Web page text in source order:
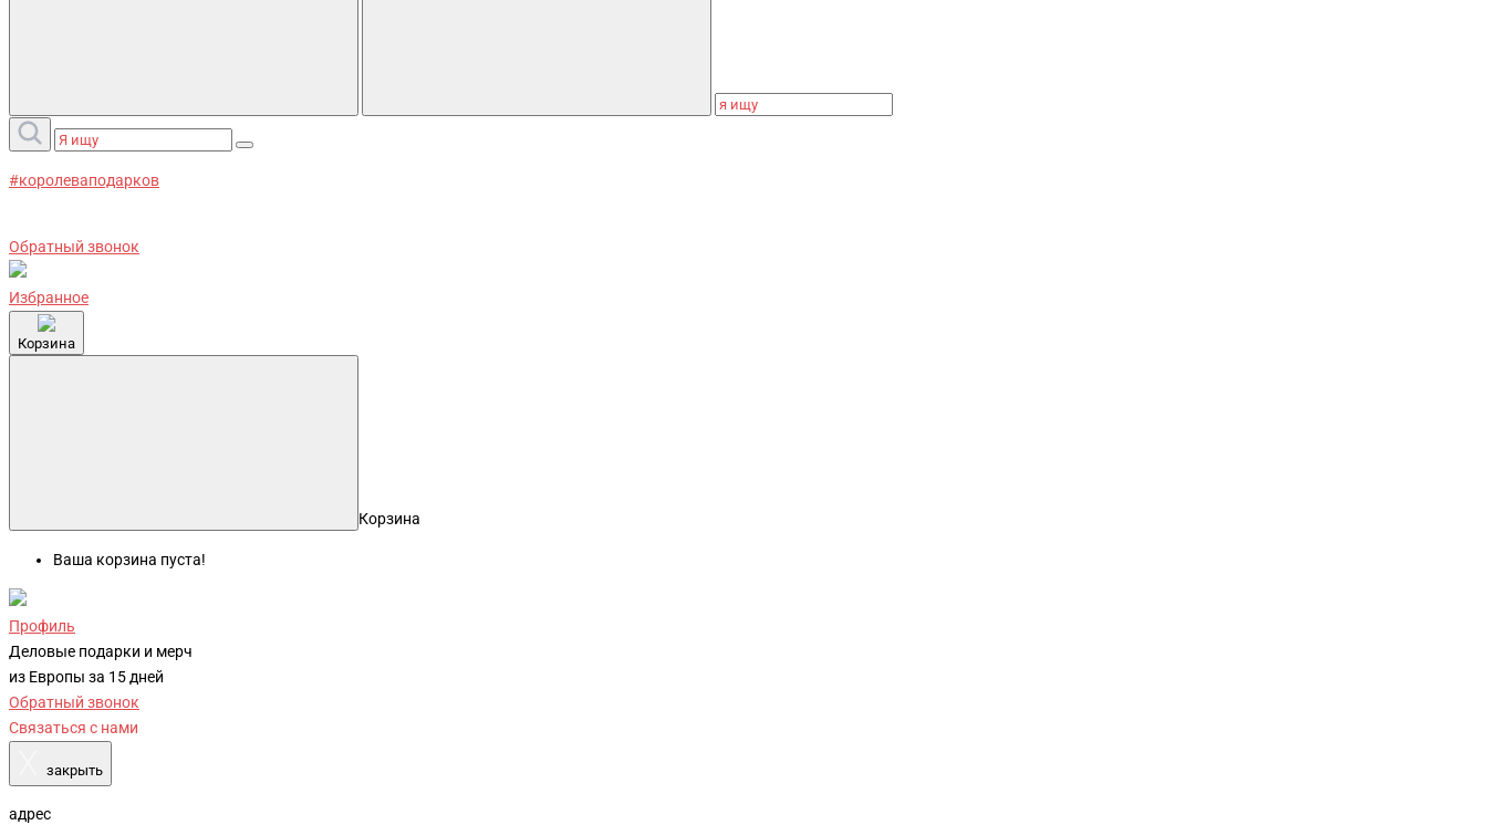
#королеваподарков
Обратный звонок
Избранное
Корзина
Корзина
Ваша корзина пуста!
Профиль
Деловые подарки и мерч
из Европы за 15 дней
Обратный звонок
Связаться с нами
закрыть
адрес